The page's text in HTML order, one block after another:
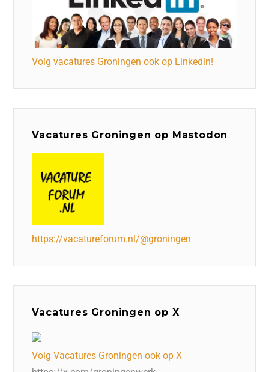
Volg vacatures Groningen ook op Linkedin!
Vacatures Groningen op Mastodon
https://vacatureforum.nl/@groningen
Vacatures Groningen op X
Volg Vacatures Groningen ook op X